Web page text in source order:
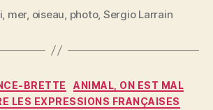
er
t
rt
a
g
er
mer, oiseau photo, Sergio Larrain
Catégories
BRETTE
ANIMAL, ON EST MAL
LES EXPRESSIONS FRANÇAISES